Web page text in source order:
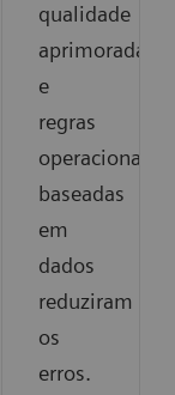
qualidade
aprimoradas
e
regras
operacionais
baseadas
em
dados
reduziram
os
erros.